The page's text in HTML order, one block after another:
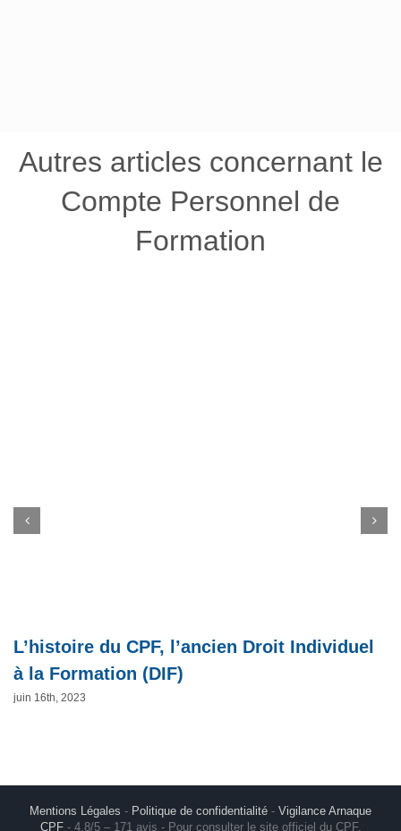
Autres articles concernant le
Compte Personnel de
Formation
L’histoire du CPF, l’ancien Droit Individuel
à la Formation (DIF)
juin 16th, 2023
Mentions Légales - Politique de confidentialité - Vigilance Arnaque
CPF- 4,8/5 – 171 avis - Pour consulter le site officiel du CPF,